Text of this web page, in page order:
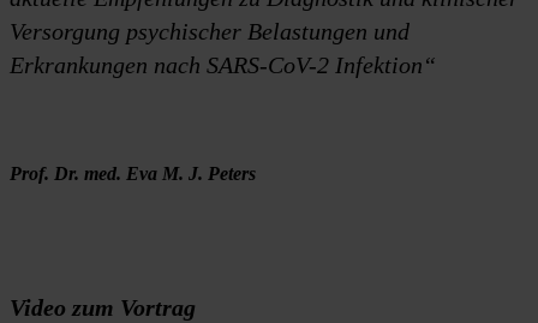
Versorgung psychischer Belastungen und
Erkrankungen nach SARS-CoV-2 Infektion“
Prof. Dr. med. Eva M. J. Peters
Video zum Vortrag